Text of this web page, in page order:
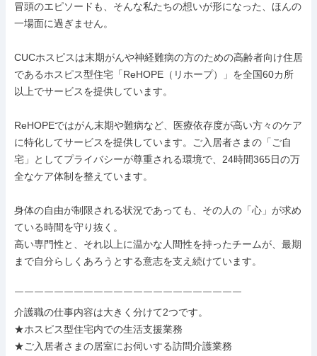
冒頭のエピソードも、そんな私たちの想いが形になった、ほんの
一場面に過ぎません。
CUCホスピスは末期がんや神経難病の方のための高齢者向け住居
であるホスピス型住宅「ReHOPE（リホープ）」を全国60カ所
以上でサービスを提供しています。
ReHOPEではがん末期や難病など、医療依存度が高い方々のケア
に特化してサービスを提供しています。ご入居者さまの「ご自
宅」としてプライバシーが尊重される環境で、24時間365日の万
全なケア体制を整えています。
身体の自由が制限される状況であっても、その人の「心」が求め
ている時間を守り抜く。
高い専門性と、それ以上に温かな人間性を持ったチームが、最期
まで自分らしくあろうとする意志を支え続けています。
￣￣￣￣￣￣￣￣￣￣￣￣￣￣￣￣￣￣￣￣￣￣￣
介護職の仕事内容は大きく分けて2つです。
★ホスピス型住宅内での生活支援業務
★ご入居者さまの居室にお伺いする訪問介護業務